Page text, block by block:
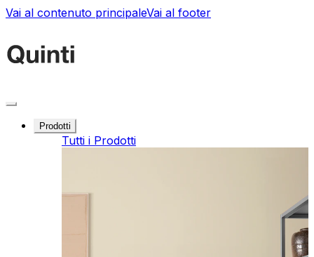
Vai al contenuto principaleVai al footer
Prodotti
Tutti i Prodotti